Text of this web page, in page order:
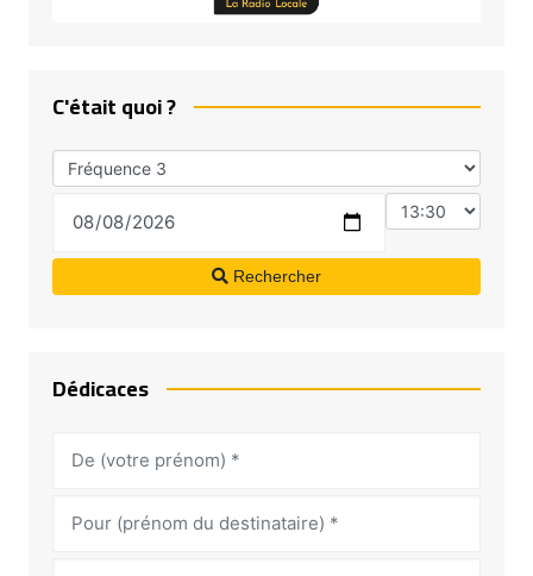
C'était quoi ?
Rechercher
Dédicaces